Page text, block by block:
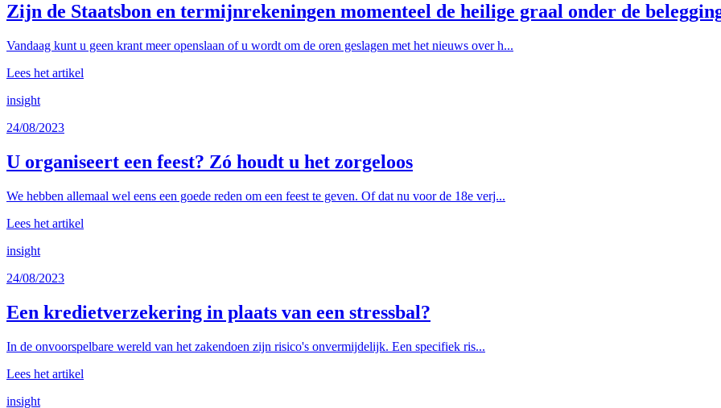
Zijn de Staatsbon en termijnrekeningen momenteel de heilige graal onder de
Vandaag kunt u geen krant meer openslaan of u wordt om de oren geslagen met het nieuws over h...
Lees het artikel
insight
24/08/2023
U organiseert een feest? Zó houdt u het zorgeloos
We hebben allemaal wel eens een goede reden om een feest te geven. Of dat nu voor de 18e verj...
Lees het artikel
insight
24/08/2023
Een kredietverzekering in plaats van een stressbal?
In de onvoorspelbare wereld van het zakendoen zijn risico's onvermijdelijk. Een specifiek ris...
Lees het artikel
insight